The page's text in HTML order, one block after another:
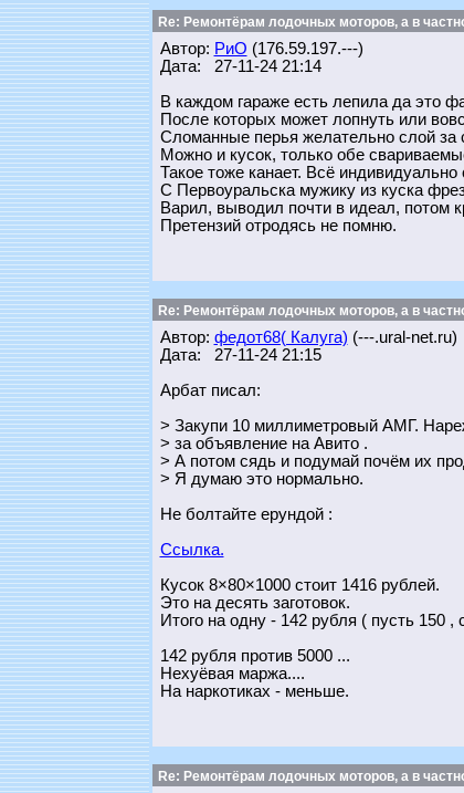
Re: Ремонтёрам лодочных моторов, а в
Автор: РиО (176.59.197.---)
Дата: 27-11-24 21:14
В каждом гараже есть лепила да это
После которых может лопнуть или
Сломанные перья желательно слой за
Можно и кусок, только обе
Такое тоже канает. Всё индивидуально
С Первоуральска мужику из куска
Варил, выводил почти в идеал, потом
Претензий отродясь не помню.
Re: Ремонтёрам лодочных моторов, а в
Автор: федот68( Калуга) (---.ural-net.ru)
Дата: 27-11-24 21:15
Арбат писал:
> Закупи 10 миллиметровый АМГ.
> за объявление на Авито .
> А потом сядь и подумай почём их
> Я думаю это нормально.
Не болтайте ерундой :
Ссылка.
Кусок 8×80×1000 стоит 1416 рублей.
Это на десять заготовок.
Итого на одну - 142 рубля ( пусть 150 ,
142 рубля против 5000 ...
Нехуёвая маржа....
На наркотиках - меньше.
Re: Ремонтёрам лодочных моторов, а в